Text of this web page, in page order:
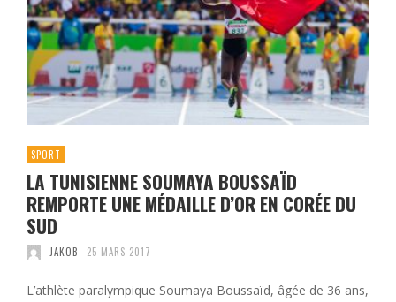
SPORT
LA TUNISIENNE SOUMAYA BOUSSAÏD
REMPORTE UNE MÉDAILLE D’OR EN CORÉE DU
SUD
JAKOB 25 MARS 2017
L’athlète paralympique Soumaya Boussaïd, âgée de 36 ans,